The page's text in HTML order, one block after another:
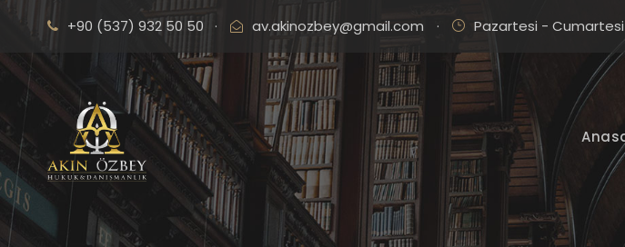
+90 (537) 932 50 50 · av.akinozbey@gmail.com · Pazartesi - Cumartesi